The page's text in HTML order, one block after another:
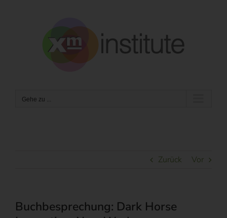
Gehe zu ...
Zurück Vor
Buchbesprechung: Dark Horse